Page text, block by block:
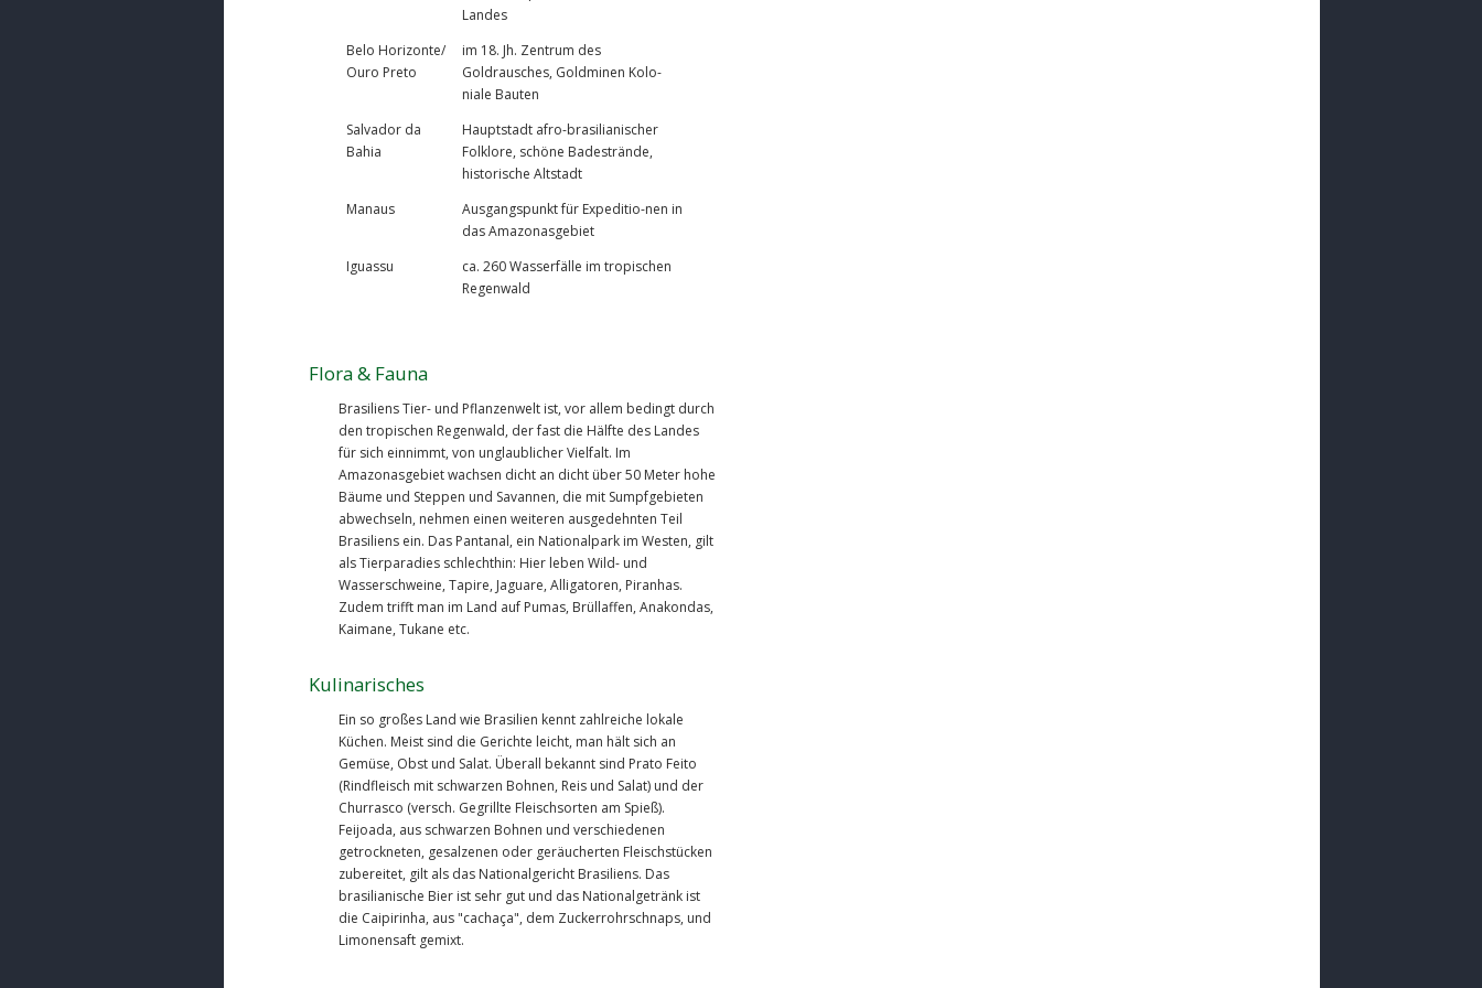
Landes
Belo Horizonte/
Ouro Preto
im 18. Jh. Zentrum des
Goldrausches, Goldminen Kolo-
niale Bauten
Salvador da
Bahia
Hauptstadt afro-brasilianischer
Folklore, schöne Badestrände,
historische Altstadt
Manaus
Ausgangspunkt für Expeditio-nen in
das Amazonasgebiet
Iguassu
ca. 260 Wasserfälle im tropischen
Regenwald
Flora & Fauna
Brasiliens Tier- und Pflanzenwelt ist, vor allem bedingt durch
den tropischen Regenwald, der fast die Hälfte des Landes
für sich einnimmt, von unglaublicher Vielfalt. Im
Amazonasgebiet wachsen dicht an dicht über 50 Meter hohe
Bäume und Steppen und Savannen, die mit Sumpfgebieten
abwechseln, nehmen einen weiteren ausgedehnten Teil
Brasiliens ein. Das Pantanal, ein Nationalpark im Westen, gilt
als Tierparadies schlechthin: Hier leben Wild- und
Wasserschweine, Tapire, Jaguare, Alligatoren, Piranhas.
Zudem trifft man im Land auf Pumas, Brüllaffen, Anakondas,
Kaimane, Tukane etc.
Kulinarisches
Ein so großes Land wie Brasilien kennt zahlreiche lokale
Küchen. Meist sind die Gerichte leicht, man hält sich an
Gemüse, Obst und Salat. Überall bekannt sind Prato Feito
(Rindfleisch mit schwarzen Bohnen, Reis und Salat) und der
Churrasco (versch. Gegrillte Fleischsorten am Spieß).
Feijoada, aus schwarzen Bohnen und verschiedenen
getrockneten, gesalzenen oder geräucherten Fleischstücken
zubereitet, gilt als das Nationalgericht Brasiliens. Das
brasilianische Bier ist sehr gut und das Nationalgetränk ist
die Caipirinha, aus "cachaça", dem Zuckerrohrschnaps, und
Limonensaft gemixt.